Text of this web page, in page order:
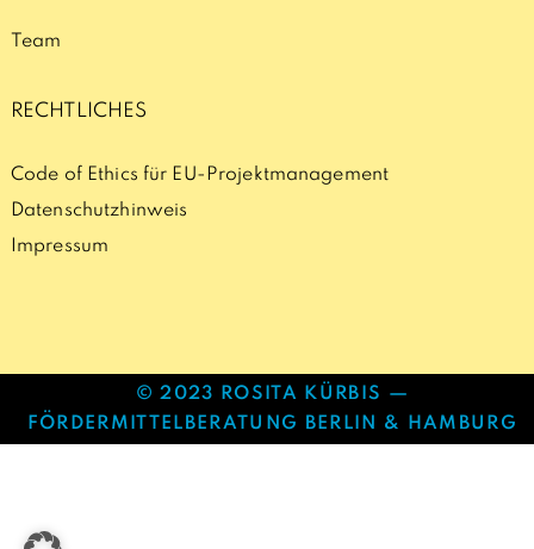
Team
RECHTLICHES
Code of Ethics für EU-Projektmanagement
Datenschutzhinweis
Impressum
© 2023 ROSITA KÜRBIS —
FÖRDERMITTELBERATUNG BERLIN & HAMBURG